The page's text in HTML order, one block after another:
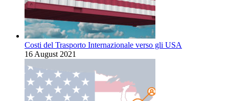
Costi del Trasporto Internazionale verso gli USA
16 August 2021